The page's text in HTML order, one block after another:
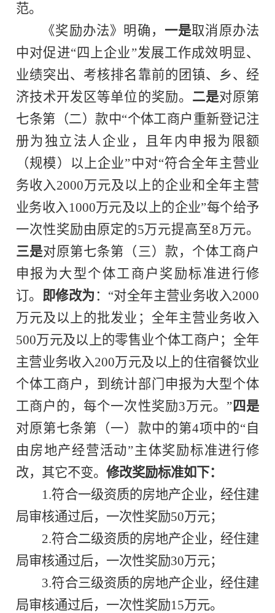
范。
《奖励办法》明确， 一是取消原办法
中对促进“四上企业”发展工作成效明显、
业绩突出、考核排名靠前的团镇、乡、经
济技术开发区等单位的奖励。 二是对原第
七条第（二）款中“个体工商户重新登记注
册为独立法人企业，且年内申报为限额
（规模）以上企业”中对“符合全年主营业
务收入2000万元及以上的企业和全年主营
业务收入1000万元及以上的企业”每个给予
一次性奖励由原定的5万元提高至8万元。
三是对原第七条第（三）款，个体工商户
申报为大型个体工商户奖励标准进行修
订。 即修改为 ：“对全年主营业务收入2000
万元及以上的批发业；全年主营业务收入
500万元及以上的零售业个体工商户；全年
主营业务收入200万元及以上的住宿餐饮业
个体工商户，到统计部门申报为大型个体
工商户的，每个一次性奖励3万元。”四 是
对原第七条第（一）款中的第4项中的“自
由房地产经营活动”主体奖励标准进行修
改，其它不变。修改奖励标准如下：
1.符合一级资质的房地产企业，经住建
局审核通过后，一次性奖励50万元；
2.符合二级资质的房地产企业，经住建
局审核通过后，一次性奖励30万元；
3.符合三级资质的房地产企业，经住建
局审核通过后，一次性奖励15万元。